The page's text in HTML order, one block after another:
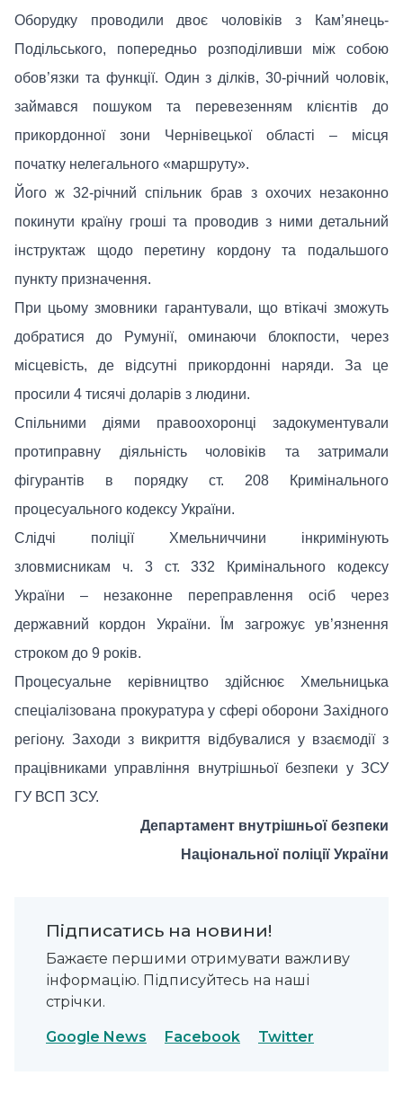
Оборудку проводили двоє чоловіків з Кам’янець-
Подільського, попередньо розподіливши між собою
обов’язки та функції. Один з ділків, 30-річний чоловік,
займався пошуком та перевезенням клієнтів до
прикордонної зони Чернівецької області – місця
початку нелегального «маршруту».
Його ж 32-річний спільник брав з охочих незаконно
покинути країну гроші та проводив з ними детальний
інструктаж щодо перетину кордону та подальшого
пункту призначення.
При цьому змовники гарантували, що втікачі зможуть
добратися до Румунії, оминаючи блокпости, через
місцевість, де відсутні прикордонні наряди. За це
просили 4 тисячі доларів з людини.
Спільними діями правоохоронці задокументували
протиправну діяльність чоловіків та затримали
фігурантів в порядку ст. 208 Кримінального
процесуального кодексу України.
Слідчі поліції Хмельниччини інкримінують
зловмисникам ч. 3 ст. 332 Кримінального кодексу
України – незаконне переправлення осіб через
державний кордон України. Їм загрожує ув’язнення
строком до 9 років.
Процесуальне керівництво здійснює Хмельницька
спеціалізована прокуратура у сфері оборони Західного
регіону. Заходи з викриття відбувалися у взаємодії з
працівниками управління внутрішньої безпеки у ЗСУ
ГУ ВСП ЗСУ.
Департамент внутрішньої безпеки
Національної поліції України
Підписатись на новини!
Бажаєте першими отримувати важливу
інформацію. Підписуйтесь на наші
стрічки.
Google News Facebook Twitter